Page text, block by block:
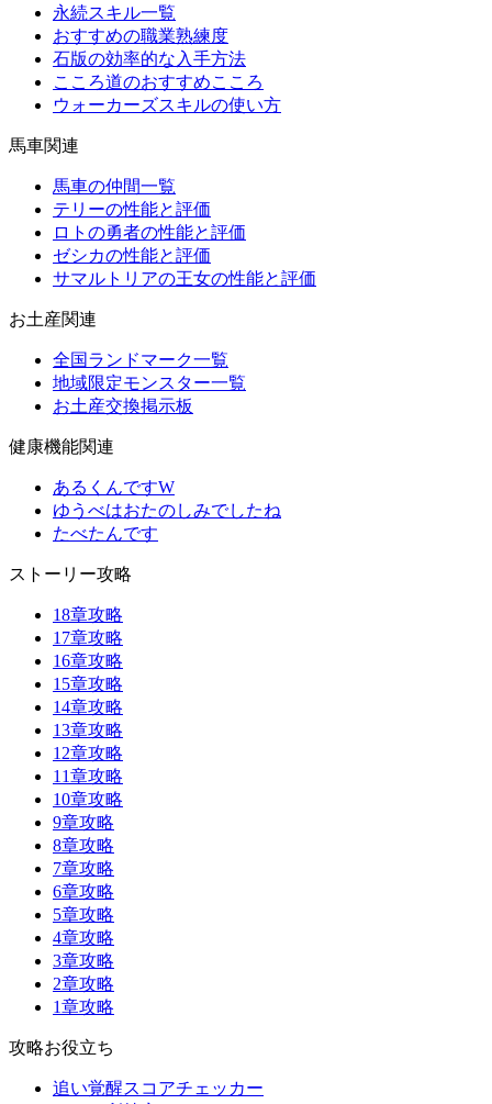
永続スキル一覧
おすすめの職業熟練度
石版の効率的な入手方法
こころ道のおすすめこころ
ウォーカーズスキルの使い方
馬車関連
馬車の仲間一覧
テリーの性能と評価
ロトの勇者の性能と評価
ゼシカの性能と評価
サマルトリアの王女の性能と評価
お土産関連
全国ランドマーク一覧
地域限定モンスター一覧
お土産交換掲示板
健康機能関連
あるくんですW
ゆうべはおたのしみでしたね
たべたんです
ストーリー攻略
18章攻略
17章攻略
16章攻略
15章攻略
14章攻略
13章攻略
12章攻略
11章攻略
10章攻略
9章攻略
8章攻略
7章攻略
6章攻略
5章攻略
4章攻略
3章攻略
2章攻略
1章攻略
攻略お役立ち
追い覚醒スコアチェッカー